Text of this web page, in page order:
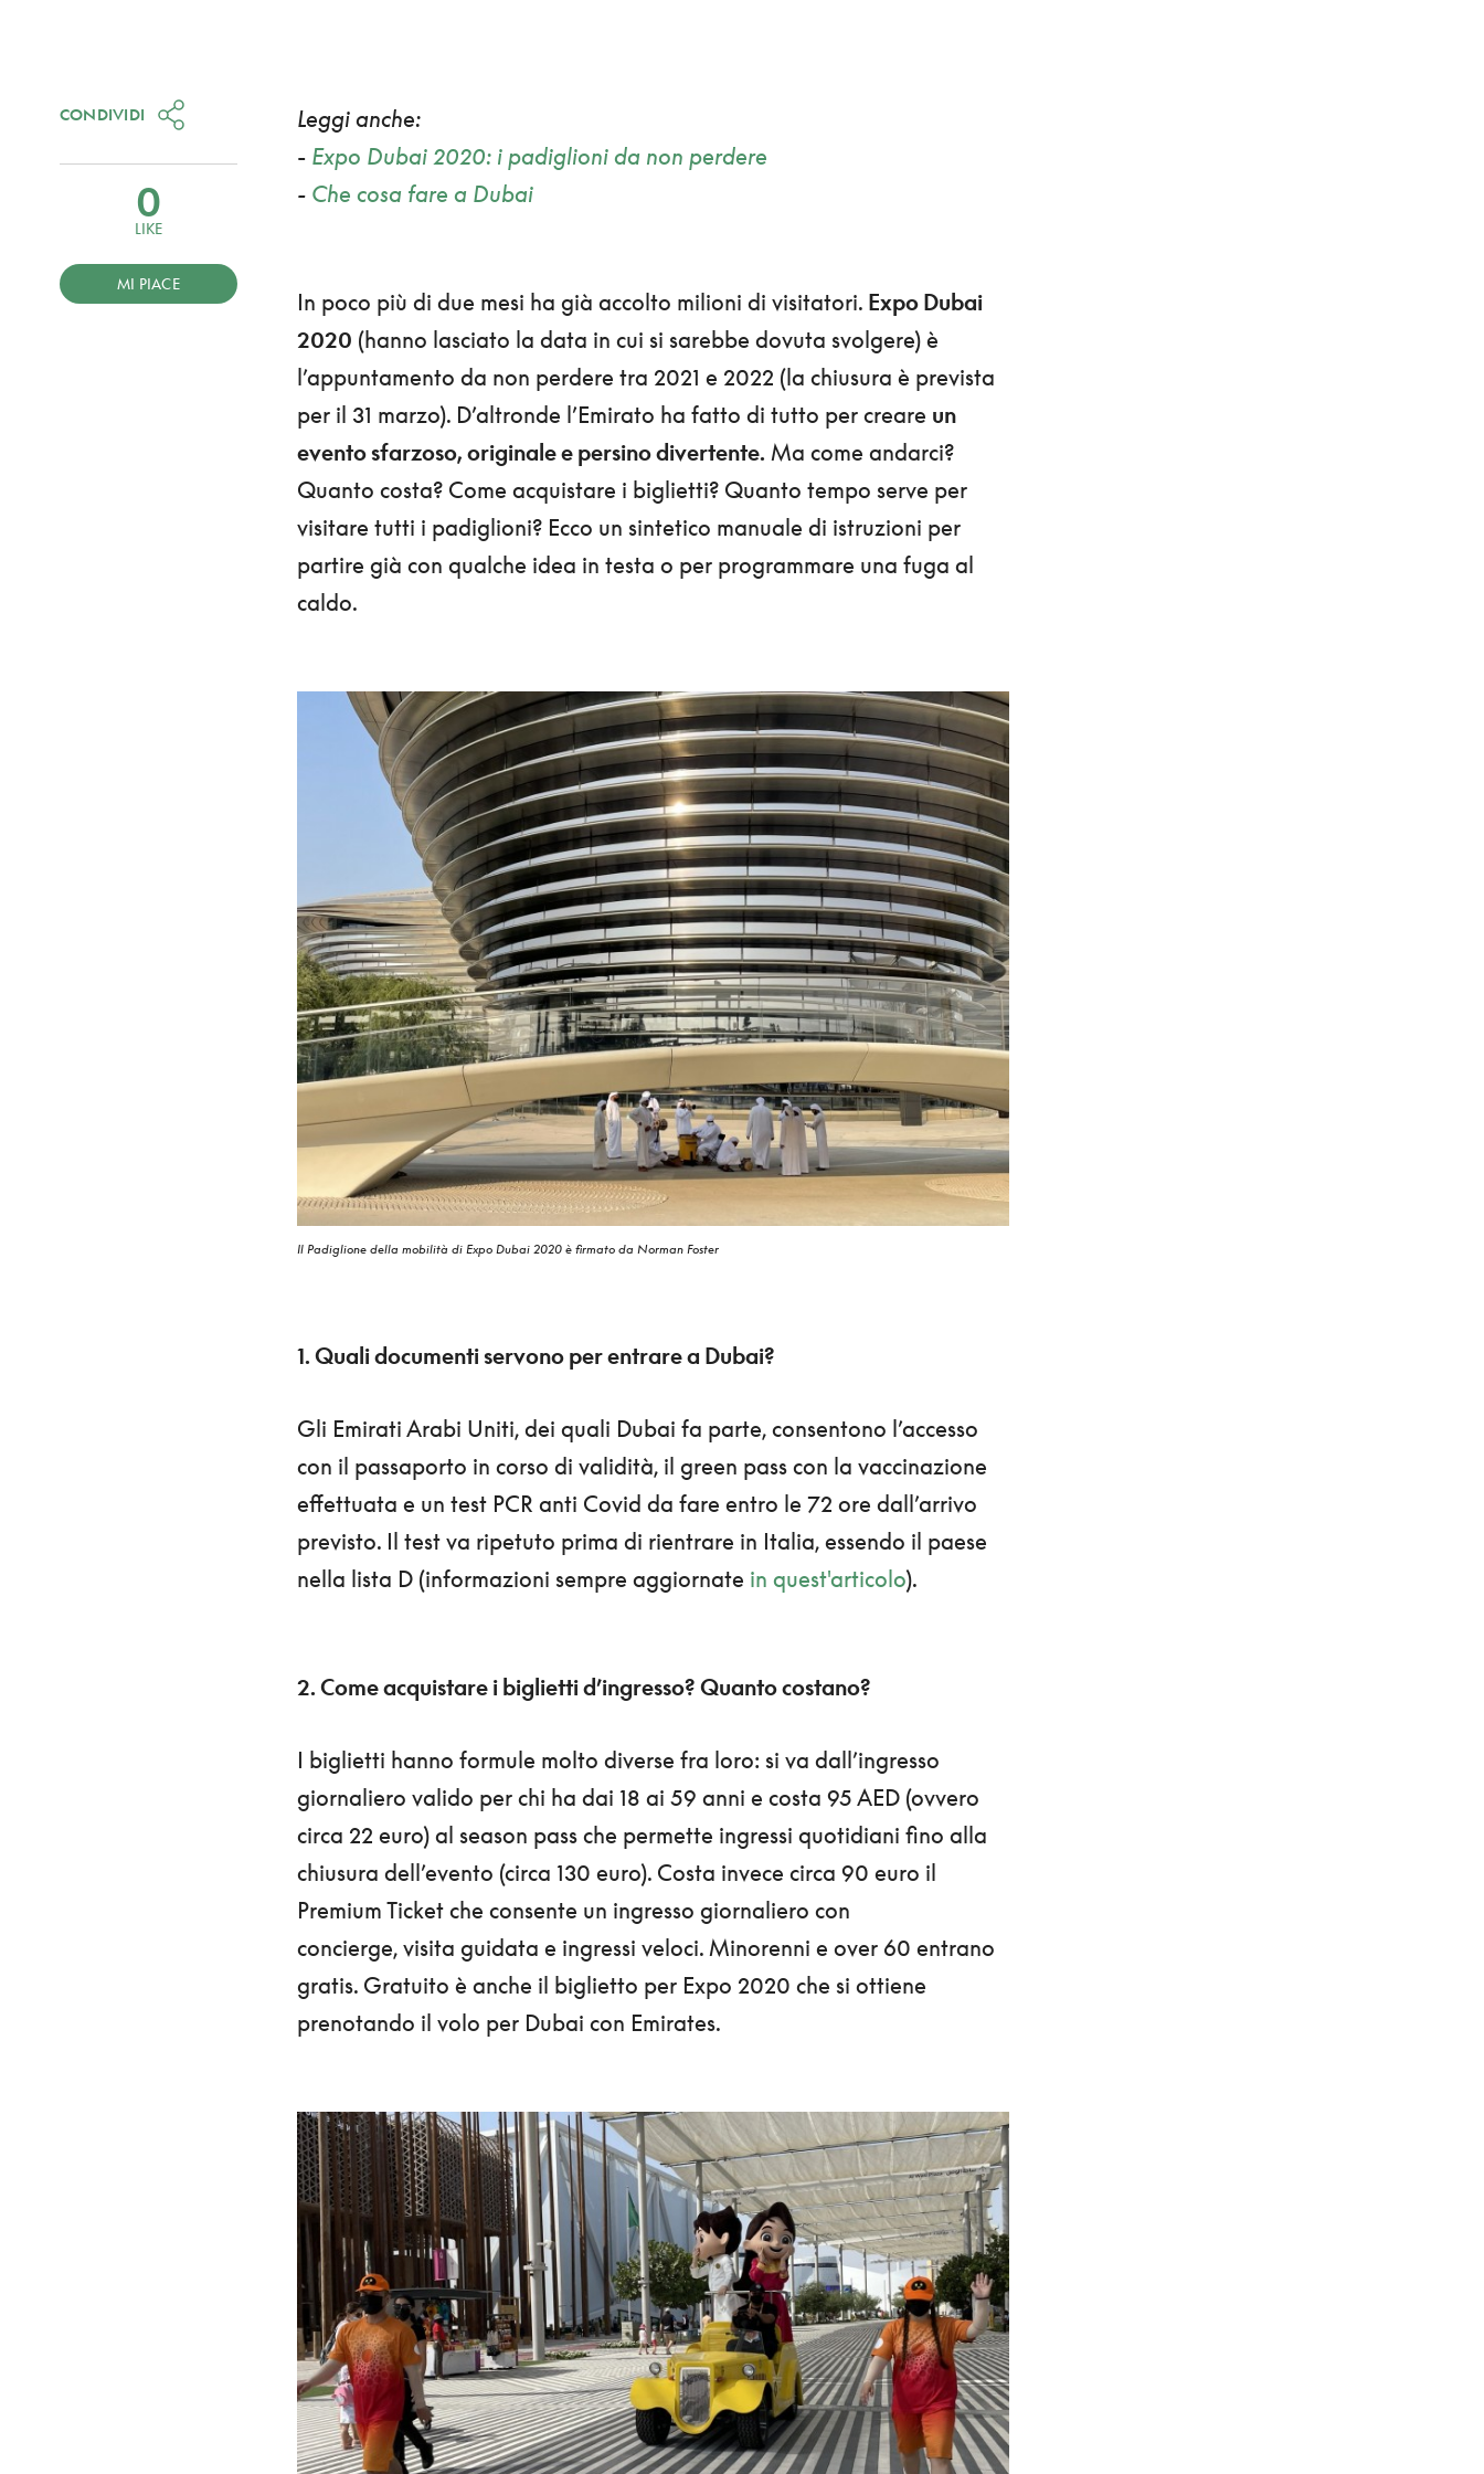
Leggi anche:
- Expo Dubai 2020: i padiglioni da non perdere
- Che cosa fare a Dubai
In poco più di due mesi ha già accolto milioni di visitatori. Expo Dubai
2020 (hanno lasciato la data in cui si sarebbe dovuta svolgere) è
l’appuntamento da non perdere tra 2021 e 2022 (la chiusura è prevista
per il 31 marzo). D’altronde l’Emirato ha fatto di tutto per creare un
evento sfarzoso, originale e persino divertente. Ma come andarci?
Quanto costa? Come acquistare i biglietti? Quanto tempo serve per
visitare tutti i padiglioni? Ecco un sintetico manuale di istruzioni per
partire già con qualche idea in testa o per programmare una fuga al
caldo.
Il Padiglione della mobilità di Expo Dubai 2020 è firmato da Norman Foster
1. Quali documenti servono per entrare a Dubai?
Gli Emirati Arabi Uniti, dei quali Dubai fa parte, consentono l’accesso
con il passaporto in corso di validità, il green pass con la vaccinazione
effettuata e un test PCR anti Covid da fare entro le 72 ore dall’arrivo
previsto. Il test va ripetuto prima di rientrare in Italia, essendo il paese
nella lista D (informazioni sempre aggiornate in quest'articolo).
2. Come acquistare i biglietti d’ingresso? Quanto costano?
I biglietti hanno formule molto diverse fra loro: si va dall’ingresso
giornaliero valido per chi ha dai 18 ai 59 anni e costa 95 AED (ovvero
circa 22 euro) al season pass che permette ingressi quotidiani fino alla
chiusura dell’evento (circa 130 euro). Costa invece circa 90 euro il
Premium Ticket che consente un ingresso giornaliero con
concierge, visita guidata e ingressi veloci. Minorenni e over 60 entrano
gratis. Gratuito è anche il biglietto per Expo 2020 che si ottiene
prenotando il volo per Dubai con Emirates.
CONDIVIDI
0
LIKE
MI PIACE